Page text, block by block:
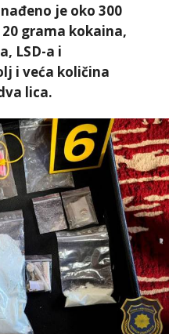
je oko 300
grama kokaina,
LSD-a i
i veća količina
lica.